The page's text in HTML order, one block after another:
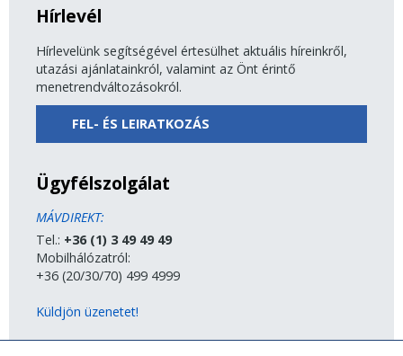
Hírlevél
Hírlevelünk segítségével értesülhet aktuális híreinkről,
utazási ajánlatainkról, valamint az Önt érintő
menetrendváltozásokról.
FEL- ÉS LEIRATKOZÁS
Ügyfélszolgálat
MÁVDIREKT:
Tel.: +36 (1) 3 49 49 49
Mobilhálózatról:
+36 (20/30/70) 499 4999
Küldjön üzenetet!